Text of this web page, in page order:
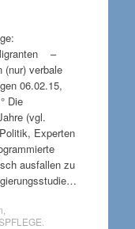
–
(nur) verbale
06.02.15,
Die
(vgl.
Experten
ausfallen zu